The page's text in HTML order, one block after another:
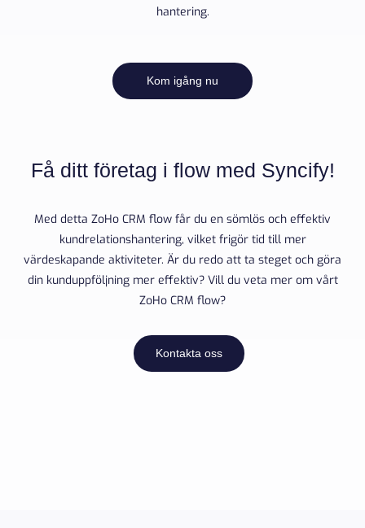
hantering.
Kom igång nu
Få ditt företag i flow med Syncify!
Med detta ZoHo CRM flow får du en sömlös och effektiv
kundrelationshantering, vilket frigör tid till mer
värdeskapande aktiviteter. Är du redo att ta steget och göra
din kunduppföljning mer effektiv? Vill du veta mer om vårt
ZoHo CRM flow?
Kontakta oss